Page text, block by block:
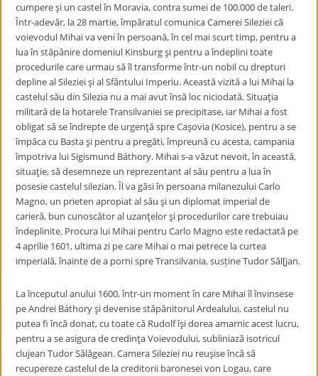
cumpere şi un castel în Moravia, contra sumei de 100.000 de taleri.
Într-adevăr, la 28 martie, împăratul comunica Camerei Sileziei că
voievodul Mihai va veni în persoană, în cel mai scurt timp, pentru a
lua în stăpânire domeniul Kinsburg şi pentru a îndeplini toate
procedurile care urmau să îl transforme într-un nobil cu drepturi
depline al Sileziei şi al Sfântului Imperiu. Această vizită a lui Mihai la
castelul său din Silezia nu a mai avut însă loc niciodată. Situaţia
militară de la hotarele Transilvaniei se precipitase, iar Mihai a fost
obligat să se îndrepte de urgenţă spre Caşovia (Kosice), pentru a se
împăca cu Basta şi pentru a pregăti, împreună cu acesta, campania
împotriva lui Sigismund Báthory. Mihai s-a văzut nevoit, în această,
situaţie, să desemneze un reprezentant al său pentru a lua în
posesie castelul silezian. Îl va găsi în persoana milanezului Carlo
Magno, un prieten apropiat al său şi un diplomat imperial de
carieră, bun cunoscător al uzanţelor şi procedurilor care trebuiau
îndeplinite. Procura lui Mihai pentru Carlo Magno este redactată pe
4 aprilie 1601, ultima zi pe care Mihai o mai petrece la curtea
imperială, înainte de a porni spre Transilvania, susține Tudor Săl[jan.
La începutul anului 1600, într-un moment în care Mihai îl învinsese
pe Andrei Báthory şi devenise stăpânitorul Ardealului, castelul nu
putea fi încă donat, cu toate că Rudolf îşi dorea amarnic acest lucru,
pentru a se asigura de credinţa Voievodului, subliniază isotricul
clujean Tudor Sălăgean. Camera Sileziei nu reuşise încă să
recupereze castelul de la creditorii baronesei von Logau, care